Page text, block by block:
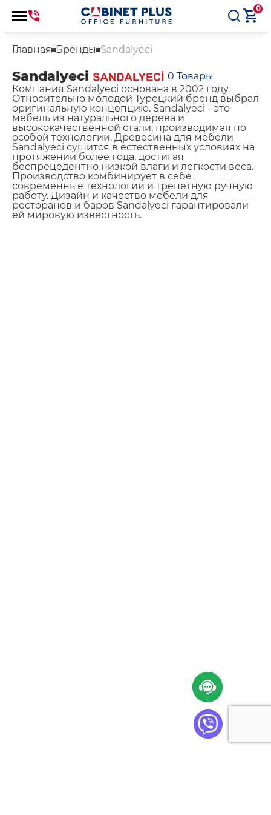
0
Главная Бренды Sandalyeci
Sandalyeci 0 Товары
Компания Sandalyeci основана в 2002 году.
Относительно молодой Турецкий бренд выбрал
оригинальную концепцию. Sandalyeci - это
мебель из натурального дерева и
высококачественной стали, производимая по
особой технологии. Древесина для мебели
Sandalyeci сушится в естественных условиях на
протяжении более года, достигая
беспрецедентно низкой влаги и легкости веса.
Производство комбинирует в себе
современные технологии и трепетную ручную
работу. Дизайн и качество мебели для
ресторанов и баров Sandalyeci гарантировали
ей мировую известность.